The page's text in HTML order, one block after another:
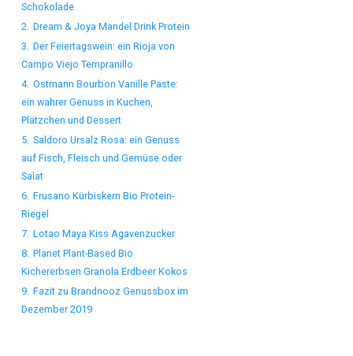
Schokolade
2. Dream & Joya Mandel Drink Protein
3. Der Feiertagswein: ein Rioja von
Campo Viejo Tempranillo
4. Ostmann Bourbon Vanille Paste:
ein wahrer Genuss in Kuchen,
Plätzchen und Dessert
5. Saldoro Ursalz Rosa: ein Genuss
auf Fisch, Fleisch und Gemüse oder
Salat
6. Frusano Kürbiskern Bio Protein-
Riegel
7. Lotao Maya Kiss Agavenzucker
8. Planet Plant-Based Bio
Kichererbsen Granola Erdbeer Kokos
9. Fazit zu Brandnooz Genussbox im
Dezember 2019